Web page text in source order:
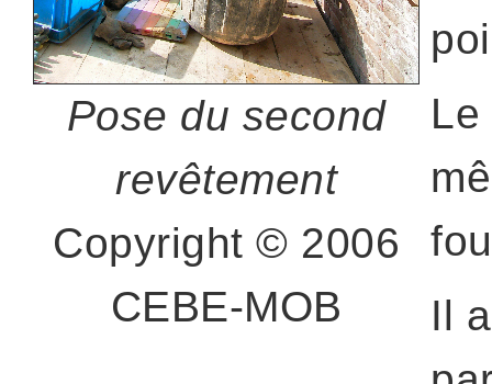
Pose du second
revêtement
Copyright © 2006
CEBE-MOB
Il